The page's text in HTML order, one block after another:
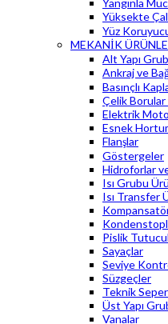
Yüksekte
Yüz
MEKANİK
Alt Yapı
Ankraj ve
Basınçlı
Çelik
Elektrik
Esnek
Flanşlar
Göstergeler
Hidroforlar
Isı Grubu
Isı Transfer
Pislik
Sayaçlar
Seviye
Süzgeçler
Teknik
Üst Yapı
Vanalar